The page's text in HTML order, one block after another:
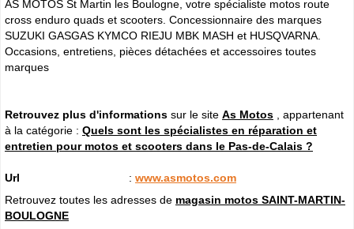
AS MOTOS St Martin les Boulogne, votre spécialiste motos route
cross enduro quads et scooters. Concessionnaire des marques
SUZUKI GASGAS KYMCO RIEJU MBK MASH et HUSQVARNA.
Occasions, entretiens, pièces détachées et accessoires toutes
marques
Retrouvez plus d'informations sur le site As Motos , appartenant
à la catégorie : Quels sont les spécialistes en réparation et
entretien pour motos et scooters dans le Pas-de-Calais ?
Url : www.asmotos.com
Retrouvez toutes les adresses de magasin motos SAINT-MARTIN-
BOULOGNE